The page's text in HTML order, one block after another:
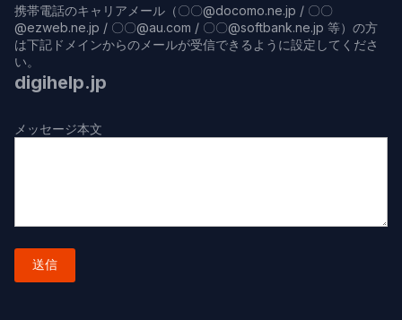
携帯電話のキャリアメール（〇〇@docomo.ne.jp / 〇〇
@ezweb.ne.jp / 〇〇@au.com / 〇〇@softbank.ne.jp 等）の方
は下記ドメインからのメールが受信できるように設定してくださ
い。
digihelp.jp
メッセージ本文